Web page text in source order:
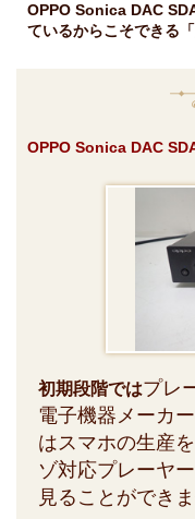
OPPO Sonica DAC
ているからこそできる
OPPO Sonica DAC
初期段階ではプレ
電子機器メーカ
はスマホの生産
ゾ対応プレーヤ
見ることができま